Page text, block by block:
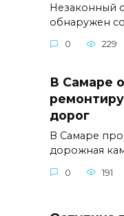
Незаконный
обнаружен
0 229
В Самаре
дорог
В Самаре
дорожная
0 191